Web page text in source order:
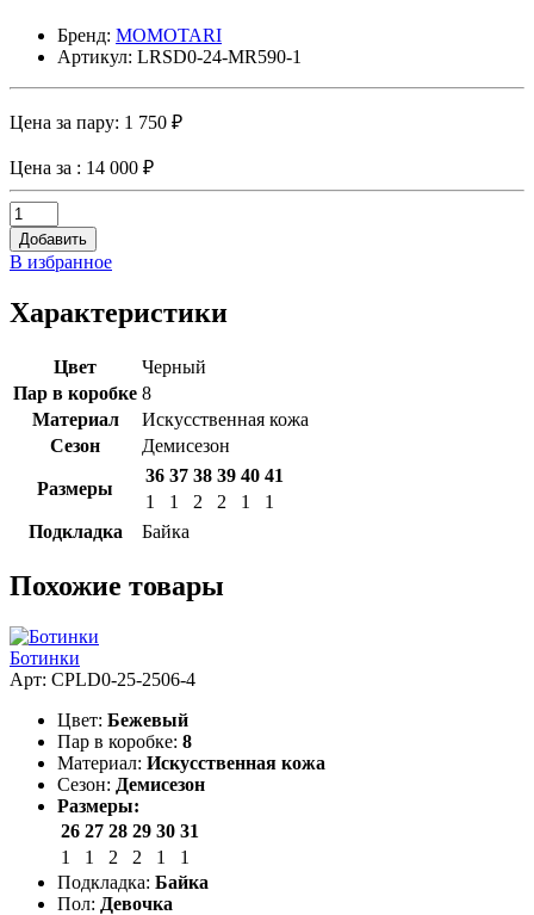
Бренд: MOMOTARI
Артикул: LRSD0-24-MR590-1
Цена за пару: 1 750 ₽
Цена за : 14 000 ₽
Добавить
В избранное
Характеристики
Цвет
Черный
Пар в коробке 8
Материал
Искусственная кожа
Сезон
Демисезон
Размеры
36 37 38 39 40 41
1
1 2 2 1
1
Подкладка
Байка
Похожие товары
Ботинки
Арт: CPLD0-25-2506-4
Цвет: Бежевый
Пар в коробке: 8
Материал: Искусственная кожа
Сезон: Демисезон
Размеры:
26 27 28 29 30 31
1
1 2 2 1
1
Подкладка: Байка
Пол: Девочка